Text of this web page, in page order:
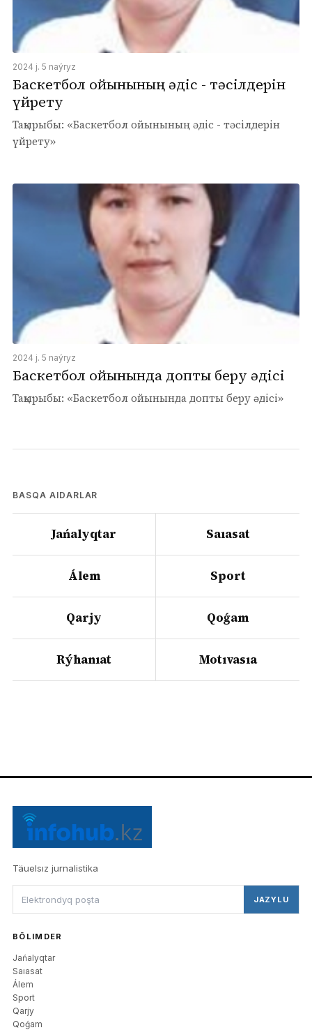
2024 j. 5 naýryz
Баскетбол ойынының әдіс - тәсілдерін
үйрету
Тақырыбы: «Баскетбол ойынының әдіс - тәсілдерін
үйрету»
2024 j. 5 naýryz
Баскетбол ойынында допты беру әдісі
Тақырыбы: «Баскетбол ойынында допты беру әдісі»
BASQA AIDARLAR
Jańalyqtar Saıasat
Álem Sport
Qarjy Qoǵam
Rýhanıat Motıvasıa
Täuelsız jurnalistika
JAZYLU
BÖLIMDER
Jańalyqtar
Saıasat
Álem
Sport
Qarjy
Qoǵam